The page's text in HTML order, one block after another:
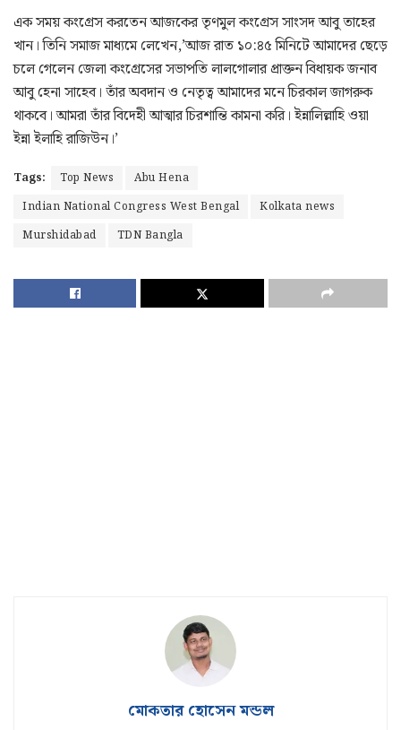
এক সময় কংগ্রেস করতেন আজকের তৃণমুল কংগ্রেস সাংসদ আবু তাহের
খান। তিনি সমাজ মাধ্যমে লেখেন,’আজ রাত ১০:৪৫ মিনিটে আমাদের ছেড়ে
চলে গেলেন জেলা কংগ্রেসের সভাপতি লালগোলার প্রাক্তন বিধায়ক জনাব
আবু হেনা সাহেব। তাঁর অবদান ও নেতৃত্ব আমাদের মনে চিরকাল জাগরুক
থাকবে। আমরা তাঁর বিদেহী আত্মার চিরশান্তি কামনা করি। ইন্নালিল্লাহি ওয়া
ইন্না ইলাহি রাজিউন।’
Tags: Top News
Abu Hena
Indian National Congress West Bengal
Kolkata news
Murshidabad
TDN Bangla
মোকতার হোসেন মন্ডল